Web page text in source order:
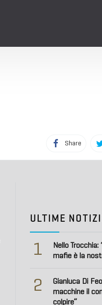
Share
ULTIME
1
Nello
mafie è la
2
Gianluca Di
macchine il
colpire”